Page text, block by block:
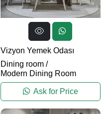
Vizyon Yemek Odası
Dining room/
Modern Dining Room
Ask for Price